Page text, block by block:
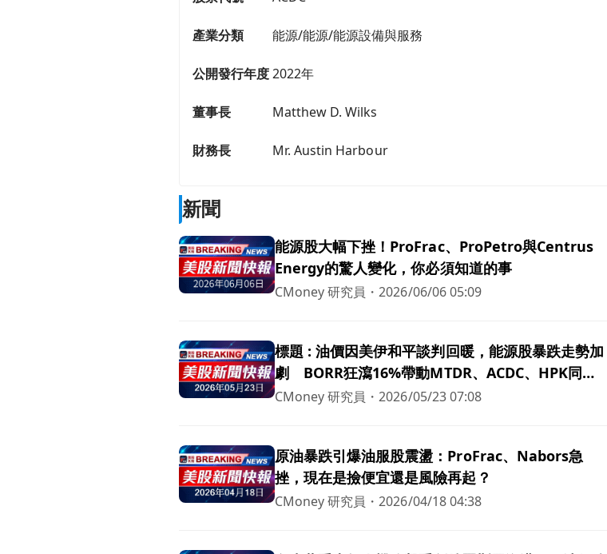
產業分類 能源/能源/能源設備與服務
公開發行年度2022年
董事長 Matthew D. Wilks
財務長 Mr. Austin Harbour
新聞
能源股大幅下挫！ProFrac、ProPetro與Centrus
Energy的驚人變化，你必須知道的事
CMoney 研究員 ・2026/06/06 05:09
標題 : 油價因美伊和平談判回暖，能源股暴跌走勢加
劇 BORR狂瀉16%帶動MTDR、ACDC、HPK同步
下挫
CMoney 研究員 ・2026/05/23 07:08
原油暴跌引爆油服股震盪：ProFrac、Nabors急
挫，現在是撿便宜還是風險再起？
CMoney 研究員 ・2026/04/18 04:38